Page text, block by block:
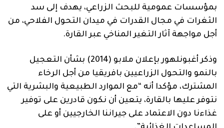
بمؤسسات عمومية للبحث الزراعي، يهدف إلى سد
الثغرات في مجال القدرات في ميدان التحول الفلاحي، من
أجل مواجهة آثار التغير المناخي عبر القارة.
وذكر أغبونلهور بإعلان ملابو (2014) بشأن التعجيل
بالنمو والتحول الزراعيين بافريقيا من أجل الرخاء
المشترك، مؤكدا أنه “مع الموارد الطبيعية والبشرية التي
نتوفر عليها بالقارة، يتعين أن نكون قادرين على توفير
غذاءنا دون الاعتماد على جيراننا الخارجيين أو على